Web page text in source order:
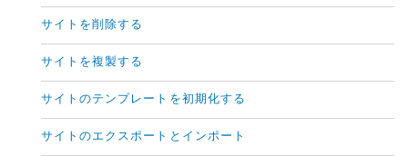
サイトを削除する
サイトを複製する
サイトのテンプレートを初期化する
サイトのエクスポートとインポート